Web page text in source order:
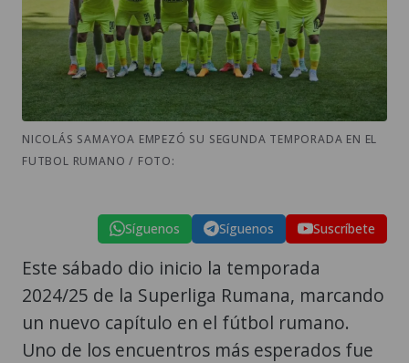
NICOLÁS SAMAYOA EMPEZÓ SU SEGUNDA TEMPORADA EN EL
FUTBOL RUMANO / FOTO:
Síguenos Síguenos Suscríbete
Este sábado dio inicio la temporada
2024/25 de la Superliga Rumana, marcando
un nuevo capítulo en el fútbol rumano.
Uno de los encuentros más esperados fue